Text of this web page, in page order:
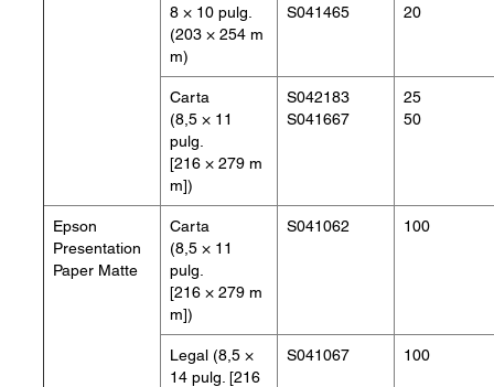
8 × 10 pulg.
(203 × 254 m
m)
S041465 20
Carta
(8,5 × 11
pulg.
[216 × 279 m
m])
S042183
S041667
25
50
Epson
Presentation
Paper Matte
Carta
(8,5 × 11
pulg.
[216 × 279 m
m])
S041062 100
Legal (8,5 ×
14 pulg. [216
S041067 100